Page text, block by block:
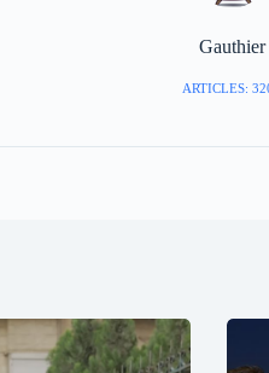
Gauthier
ARTICLES: